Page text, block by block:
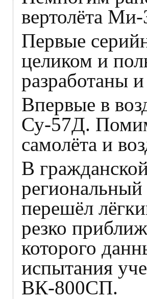
вертолёта
Первые
целиком и
разработаны
Впервые в
Су-57Д.
самолёта и
В
перешёл
резко
которого
испытания
ВК-800СП.